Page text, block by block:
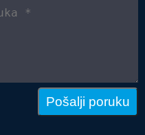
Pošalji poruku